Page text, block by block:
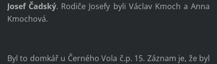
Josef Čadský. Rodiče Josefy byli Václav Kmoch a Anna
Kmochová.
Byl to domkář u Černého Vola č.p. 15. Záznam je, že byl